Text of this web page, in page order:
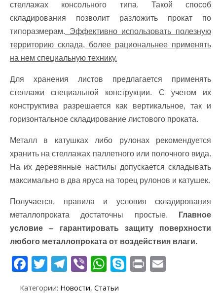
стеллажах консольного типа. Такой способ
складирования позволит разложить прокат по
типоразмерам. Эффективно использовать полезную
территорию склада, более рациональнее применять
на нем специальную технику.
Для хранения листов предлагается применять
стеллажи специальной конструкции. С учетом их
конструктива разрешается как вертикальное, так и
горизонтальное складирование листового проката.
Металл в катушках либо рулонах рекомендуется
хранить на стеллажах паллетного или полочного вида.
На их деревянные настилы допускается складывать
максимально в два яруса на торец рулонов и катушек.
Получается, правила и условия складирования
металлопроката достаточны простые.
Главное
условие – гарантировать защиту поверхности
любого металлопроката от воздействия влаги.
F T T Vi W S Pr
Категории: Новости, Статьи